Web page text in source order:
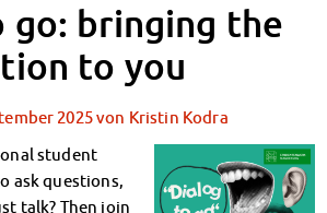
go: bringing the
to you
2025von Kristin Kodra
student
ask questions,
talk? Then join